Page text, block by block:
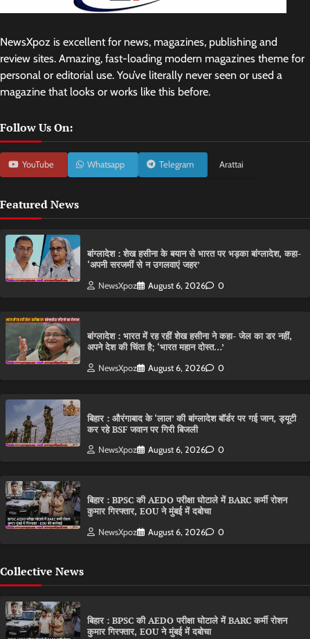
NewsXpoz is excellent for news, magazines, publishing and
review sites. Amazing, fast-loading modern magazines theme for
personal or editorial use. You’ve literally never seen or used a
magazine that looks or works like this before.
Follow Us On:
YouTube Whatsapp Telegram Arattai
Featured News
बांग्लादेश : शेख हसीना के बयान से भारत पर भड़का बांग्लादेश, कहा-
‘अपनी सरजमीं से न उगलवाएं जहर’
NewsXpoz August 6, 2026 0
बांग्लादेश : भारत में रह रहीं शेख हसीना ने कहा- जेल का डर नहीं,
अपने देश की चिंता है; ‘भारत महान दोस्त…’
NewsXpoz August 6, 2026 0
बिहार : औरंगाबाद के ‘लाल’ की बांग्लादेश बॉर्डर पर गई जान, ड्यूटी
कर रहे BSF जवान पर गिरी बिजली
NewsXpoz August 6, 2026 0
बिहार : BPSC की AEDO परीक्षा घोटाले में BARC कर्मी रोशन
कुमार गिरफ्तार, EOU ने मुंबई में दबोचा
NewsXpoz August 6, 2026 0
Collective News
बिहार : BPSC की AEDO परीक्षा घोटाले में BARC कर्मी रोशन
कुमार गिरफ्तार, EOU ने मुंबई में दबोचा